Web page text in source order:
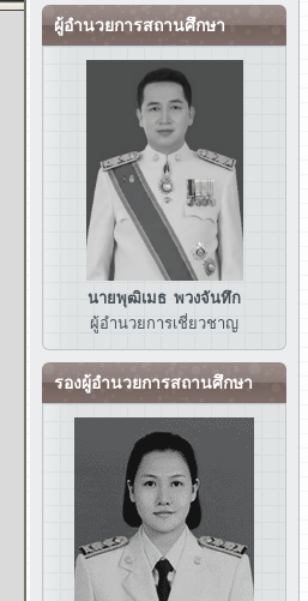
ผู้อำนวยการสถานศึกษา
นายพุฒิเมธ พวงจันทึก
ผู้อำนวยการเชี่ยวชาญ
รองผู้อำนวยการสถานศึกษา